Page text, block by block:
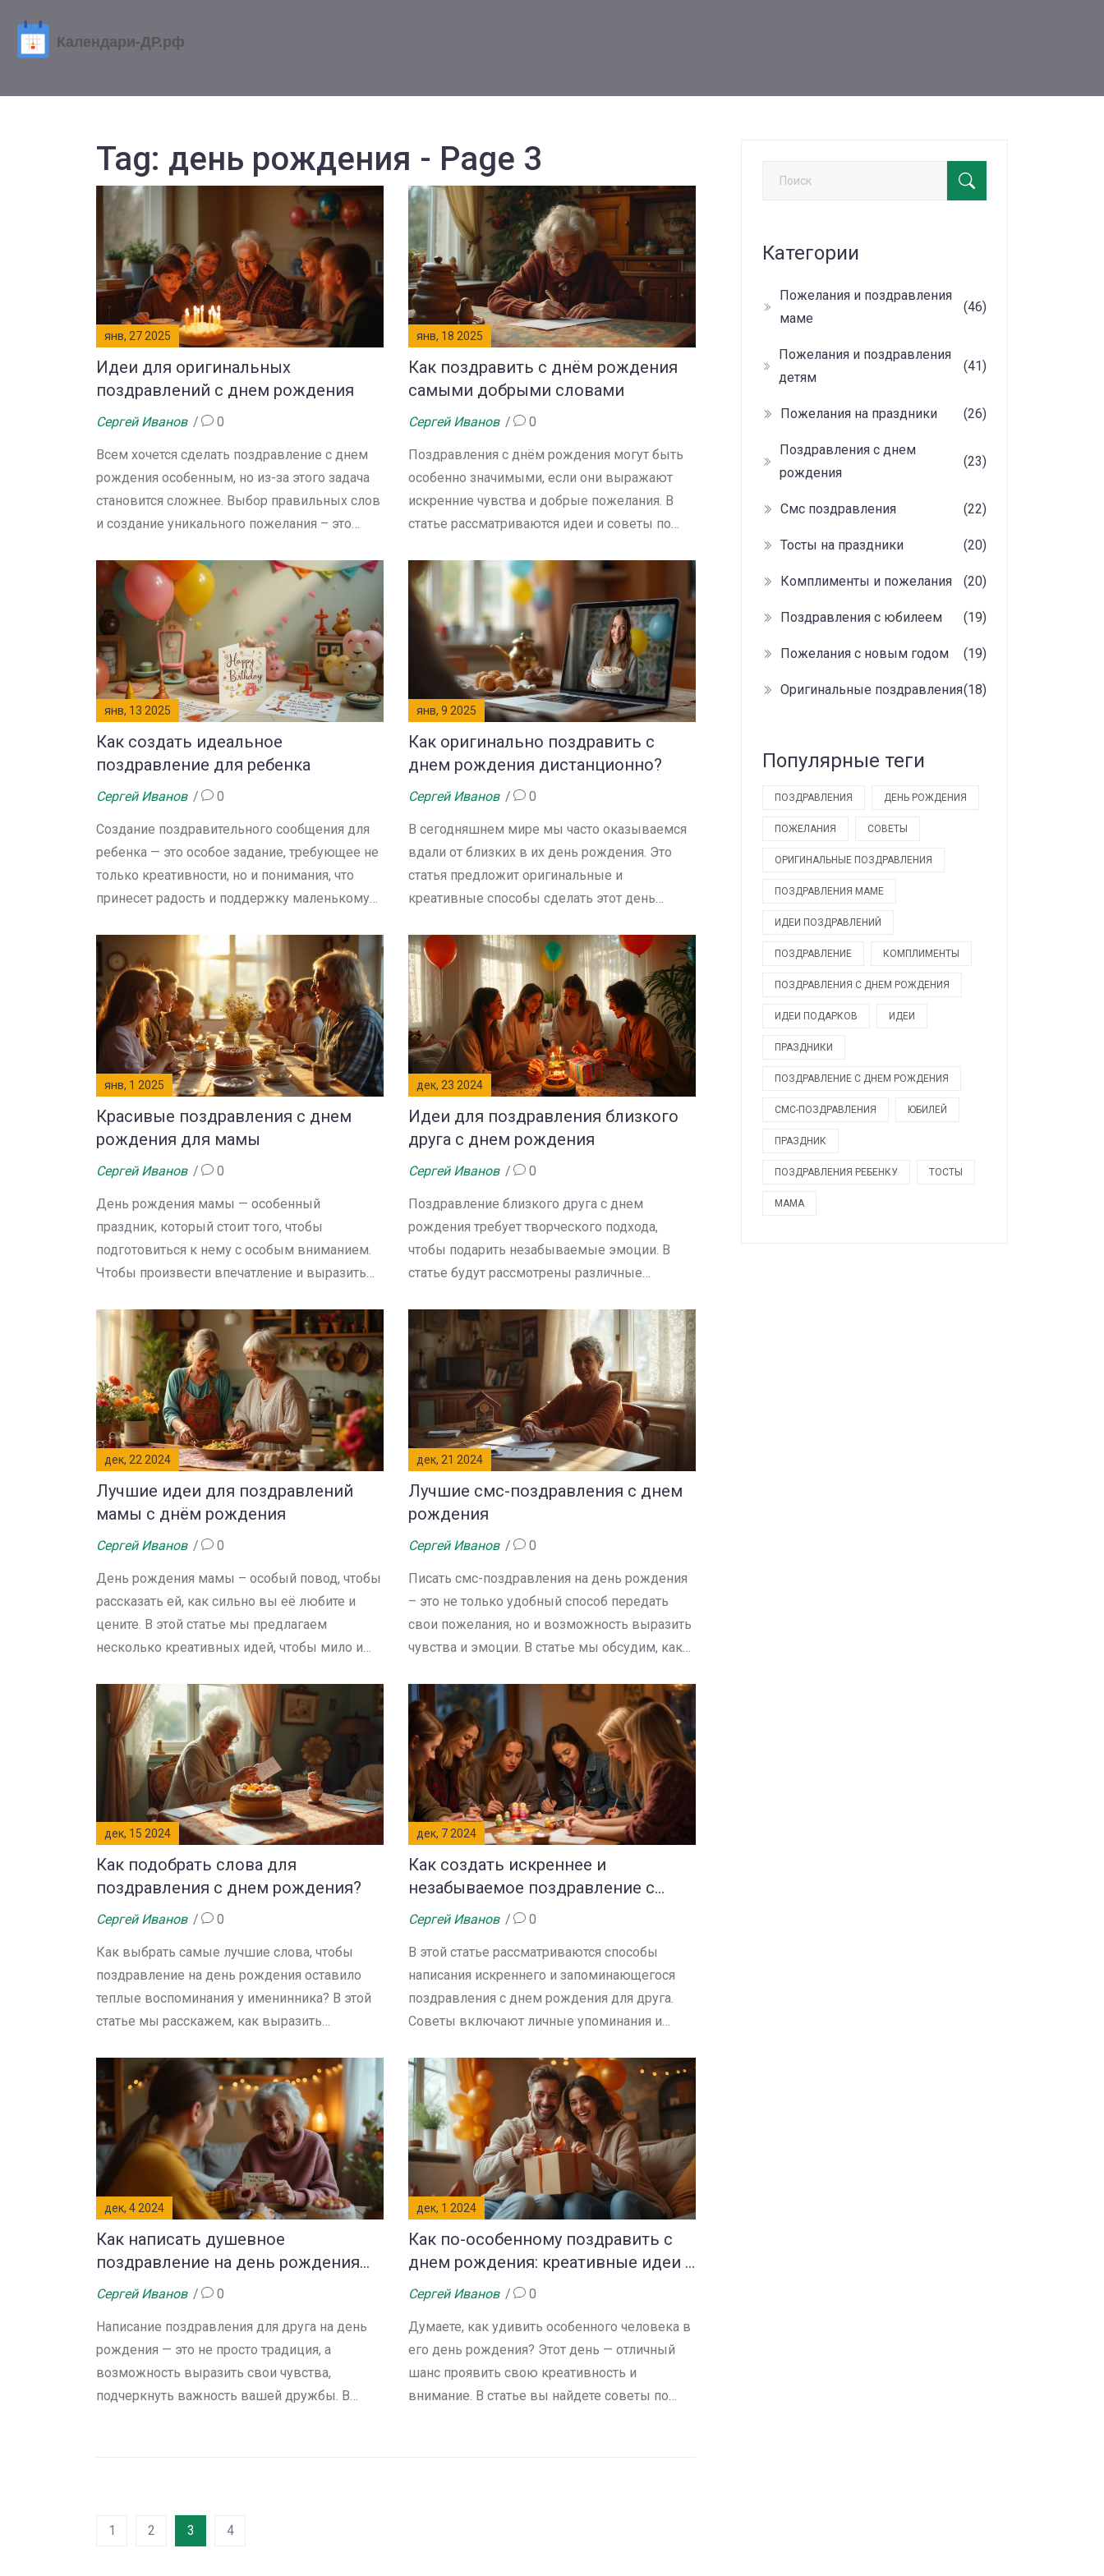
Tag: день рождения - Page 3
янв, 27 2025
Идеи для оригинальных
поздравлений с днем рождения
Сергей Иванов 0
Всем хочется сделать поздравление с днем
рождения особенным, но из-за этого задача
становится сложнее. Выбор правильных слов
и создание уникального пожелания – это
рассматриваем несколько необычных идей,
которые помогут сделать ваше
поздравление действительно
запоминающимся. Подбирайте слова,
которые вызывают эмоции и радуют сердце
именинника.
янв, 18 2025
Как поздравить с днём рождения
самыми добрыми словами
Сергей Иванов 0
Поздравления с днём рождения могут быть
особенно значимыми, если они выражают
искренние чувства и добрые пожелания. В
статье рассматриваются идеи и советы по
Особое внимание уделяется выбору слов,
которые дойдут до сердца именинника.
Узнайте, как креативно и корректно выразить
свои наилучшие пожелания в смс-
поздравлениях. Находите вдохновение для
создания уникальных сообщений, чтобы ваш
текст запомнился надолго.
янв, 13 2025
Как создать идеальное
поздравление для ребенка
Сергей Иванов 0
Создание поздравительного сообщения для
ребенка — это особое задание, требующее не
только креативности, но и понимания, что
принесет радость и поддержку маленькому
написания детских пожеланий, включая учет
возраста и интересов ребенка, использование
ярких и Символичных элементов, а также
несколько вдохновляющих примеров.
Искренность и добрый юмор — важные
составляющие такого послания. Откройте для
себя способы сделать поздравление не
душевным.
янв, 9 2025
Как оригинально поздравить с
днем рождения дистанционно?
Сергей Иванов 0
В сегодняшнем мире мы часто оказываемся
вдали от близких в их день рождения. Это
статья предложит оригинальные и
креативные способы сделать этот день
как воспользоваться технологиями для
создания незабываемых поздравлений
онлайн или с помощью отправки сюрпризов.
Также будут приведены вдохновляющие
примеры троеобразных подходов к
организации виртуальных праздников. Вы
обязательно найдете здесь идеи, которые
несмотря на километр.
янв, 1 2025
Красивые поздравления с днем
рождения для мамы
Сергей Иванов 0
День рождения мамы — особенный
праздник, который стоит того, чтобы
подготовиться к нему с особым вниманием.
Чтобы произвести впечатление и выразить
выбрать правильные слова и подходящие
подарки. В статье обсуждаются уникальные
способы, как сделать день рождения мамы
незабываемым, примеры искренних
поздравлений и креативные идеи для
подарков. Вдохновение и полезные советы
помогут воплотить все идеи в жизнь, чтобы
воспоминания.
дек, 23 2024
Идеи для поздравления близкого
друга с днем рождения
Сергей Иванов 0
Поздравление близкого друга с днем
рождения требует творческого подхода,
чтобы подарить незабываемые эмоции. В
статье будут рассмотрены различные
от интересов именинника. Полезные советы
помогут выбрать подходящий подарок и
организовать сюрприз. Также будет затронута
тема выбора подходящего места и формата
события. Важно учесть, как впечатлить друга,
сделав день рождения незабываемым.
дек, 22 2024
Лучшие идеи для поздравлений
мамы с днём рождения
Сергей Иванов 0
День рождения мамы – особый повод, чтобы
рассказать ей, как сильно вы её любите и
цените. В этой статье мы предлагаем
несколько креативных идей, чтобы мило и
как подарить ей незабываемые эмоции с
помощью простых, но эффективных
способов. Ведь мама заслуживает самого
лучшего внимания в этот день. Поддержите
её с теплом и заботой.
дек, 21 2024
Лучшие смс-поздравления с днем
рождения
Сергей Иванов 0
Писать смс-поздравления на день рождения
– это не только удобный способ передать
свои пожелания, но и возможность выразить
чувства и эмоции. В статье мы обсудим, как
секретами оригинальности и вдохновения.
Особенное внимание уделим коротким, но
емким пожеланиям. Эти советы помогут
каждому быть оригинальнее в своих
поздравлениях. Мы покажем, как
искренность и творчество могут радовать и
запоминаться.
дек, 15 2024
Как подобрать слова для
поздравления с днем рождения?
Сергей Иванов 0
Как выбрать самые лучшие слова, чтобы
поздравление на день рождения оставило
теплые воспоминания у именинника? В этой
статье мы расскажем, как выразить
незабываемым и наполнить его приятными
сюрпризами. Читайте секреты
профессионалов и вдохновляйтесь
примерами. Помогите своим друзьям и
близким почувствовать всю теплоту вашего
внимания и заботы.
дек, 7 2024
Как создать искреннее и
незабываемое поздравление с
днем рождения для друга
Сергей Иванов 0
В этой статье рассматриваются способы
написания искреннего и запоминающегося
поздравления с днем рождения для друга.
Советы включают личные упоминания и
поздравление уникальным и теплым. Статья
раскрывает несколько вдохновляющих
способов выразить свои чувства и принести
радость имениннику. Здесь можно найти
практические рекомендации и примеры,
которые помогут создать яркое пожелание.
дек, 4 2024
Как написать душевное
поздравление на день рождения
другу
Сергей Иванов 0
Написание поздравления для друга на день
рождения — это не просто традиция, а
возможность выразить свои чувства,
подчеркнуть важность вашей дружбы. В
Несколько интересных идей и примеры
дек, 1 2024
Как по-особенному поздравить с
днем рождения: креативные идеи и
советы
Сергей Иванов 0
Думаете, как удивить особенного человека в
его день рождения? Этот день — отличный
шанс проявить свою креативность и
внимание. В статье вы найдете советы по
1 2 3 4
Категории
Пожелания и поздравления
маме
(46)
Пожелания и поздравления
детям
(41)
Пожелания на праздники (26)
Поздравления с днем
рождения
(23)
Смс поздравления (22)
Тосты на праздники (20)
Комплименты и пожелания (20)
Поздравления с юбилеем (19)
Пожелания с новым годом (19)
Оригинальные поздравления(18)
Популярные теги
ПОЗДРАВЛЕНИЯ ДЕНЬ РОЖДЕНИЯ
ПОЖЕЛАНИЯ СОВЕТЫ
ОРИГИНАЛЬНЫЕ ПОЗДРАВЛЕНИЯ
ПОЗДРАВЛЕНИЯ МАМЕ
ИДЕИ ПОЗДРАВЛЕНИЙ
ПОЗДРАВЛЕНИЕ КОМПЛИМЕНТЫ
ПОЗДРАВЛЕНИЯ С ДНЕМ РОЖДЕНИЯ
ИДЕИ ПОДАРКОВ ИДЕИ
ПРАЗДНИКИ
ПОЗДРАВЛЕНИЕ С ДНЕМ РОЖДЕНИЯ
СМС-ПОЗДРАВЛЕНИЯ ЮБИЛЕЙ
ПРАЗДНИК
ПОЗДРАВЛЕНИЯ РЕБЕНКУ ТОСТЫ
МАМА